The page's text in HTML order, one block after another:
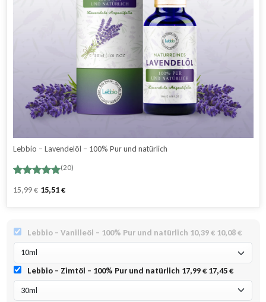
Lebbio – Lavendelöl – 100% Pur und natürlich
mit5.00
Kundenbewertungen
(20)
15,99€
Ursprünglicher
14,99 €
15,51€
Aktueller
8,99 €.
Lebbio – Vanilleöl – 100% Pur und natürlich 10,39 € 10,08 €
Lebbio – Zimtöl – 100% Pur und natürlich 17,99 € 17,45 €